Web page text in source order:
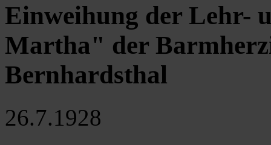
Einweihung der Lehr-
Martha" der
Bernhardsthal
26.7.1928